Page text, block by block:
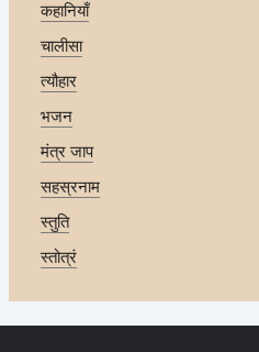
कहानियाँ
चालीसा
त्यौहार
भजन
मंत्र जाप
सहस्रनाम
स्तुति
स्तोत्रं